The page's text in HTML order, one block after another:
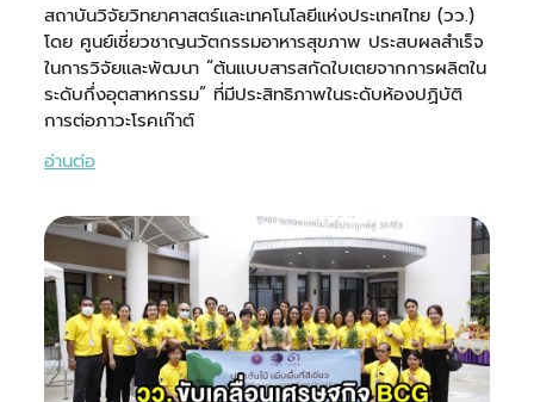
สถาบันวิจัยวิทยาศาสตร์และเทคโนโลยีแห่งประเทศไทย (วว.)
โดย ศูนย์เชี่ยวชาญนวัตกรรมอาหารสุขภาพ ประสบผลสำเร็จ
ในการวิจัยและพัฒนา “ต้นแบบสารสกัดใบเตยจากการผลิตใน
ระดับกึ่งอุตสาหกรรม” ที่มีประสิทธิภาพในระดับห้องปฏิบัติ
การต่อภาวะโรคเก๊าต์
อ่านต่อ